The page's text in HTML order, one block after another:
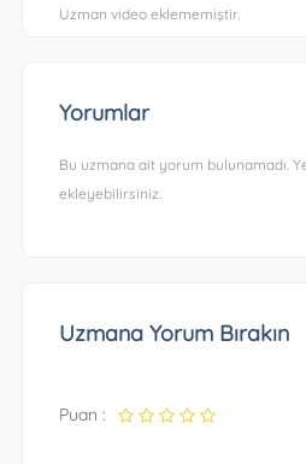
Uzman video eklememiştir.
Yorumlar
Bu uzmana ait yorum bulunamadı.
ekleyebilirsiniz.
Uzmana Yorum Bırakın
Puan :